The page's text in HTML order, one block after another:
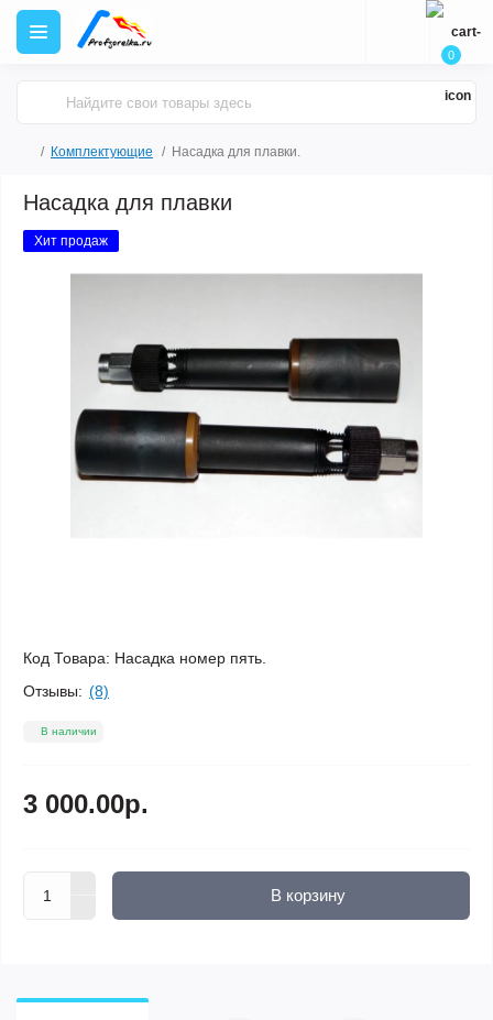
0
Комплектующие Насадка для плавки.
Насадка для плавки
Хит продаж
Код Товара: Насадка номер пять.
Отзывы: (8)
В наличии
3 000.00р.
В корзину